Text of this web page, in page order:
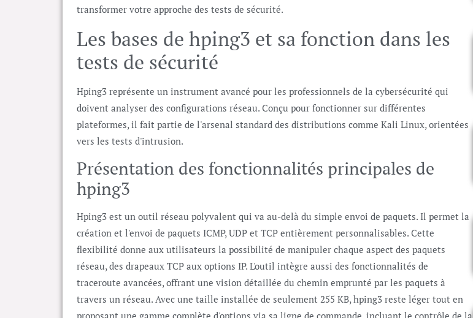
transformer votre approche des tests de sécurité.
Les bases de hping3 et sa fonction dans les
tests de sécurité
Hping3 représente un instrument avancé pour les professionnels de la cybersécurité qui
doivent analyser des configurations réseau. Conçu pour fonctionner sur différentes
plateformes, il fait partie de l'arsenal standard des distributions comme Kali Linux, orientées
vers les tests d'intrusion.
Présentation des fonctionnalités principales de
hping3
Hping3 est un outil réseau polyvalent qui va au-delà du simple envoi de paquets. Il permet la
création et l'envoi de paquets ICMP, UDP et TCP entièrement personnalisables. Cette
flexibilité donne aux utilisateurs la possibilité de manipuler chaque aspect des paquets
réseau, des drapeaux TCP aux options IP. L'outil intègre aussi des fonctionnalités de
traceroute avancées, offrant une vision détaillée du chemin emprunté par les paquets à
travers un réseau. Avec une taille installée de seulement 255 KB, hping3 reste léger tout en
proposant une gamme complète d'options via sa ligne de commande, incluant le contrôle de la